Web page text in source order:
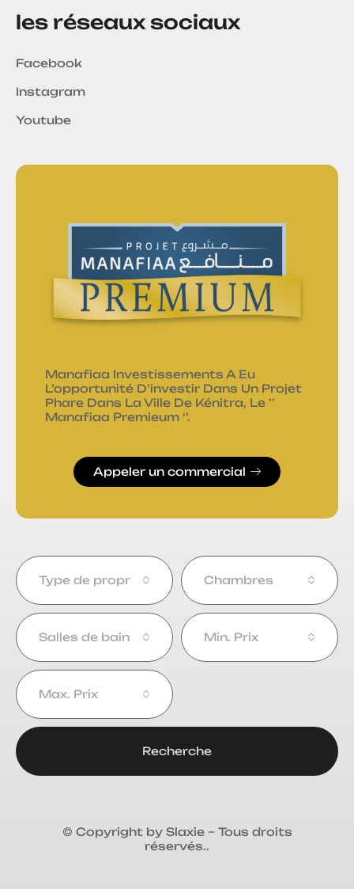
les réseaux sociaux
Facebook
Instagram
Youtube
Manafiaa Investissements A Eu
L’opportunité D’investir Dans Un Projet
Phare Dans La Ville De Kénitra, Le ’’
Manafiaa Premieum ‘’.
Appeler un commercial
Type de propriété Chambres
Salles de bains Min. Prix
Max. Prix
Recherche
© Copyright by Slaxie – Tous droits
réservés..